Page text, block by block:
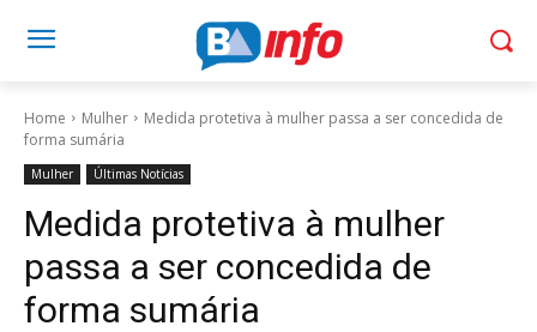
Home Mulher
Medida protetiva à mulher passa a ser concedida de
forma sumária
Mulher Últimas Notícias
Medida protetiva à mulher
passa a ser concedida de
forma sumária